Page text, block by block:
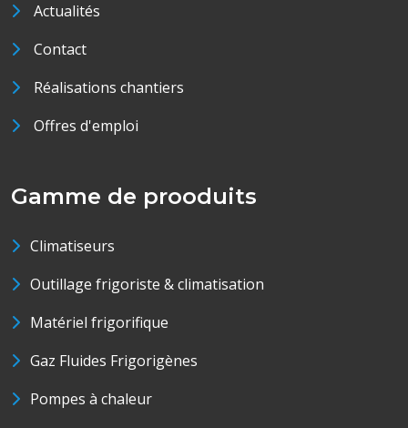
Actualités
Contact
Réalisations chantiers
Offres d'emploi
Gamme de prooduits
Climatiseurs
Outillage frigoriste & climatisation
Matériel frigorifique
Gaz Fluides Frigorigènes
Pompes à chaleur